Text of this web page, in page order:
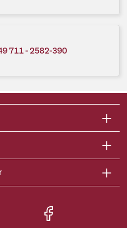
711 - 2582-390